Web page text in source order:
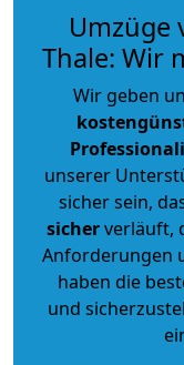
Umzüge
Thale: Wir
Wir geben
unserer
sicher sein,
sicherverläuft,
Anforderungen
haben die
und